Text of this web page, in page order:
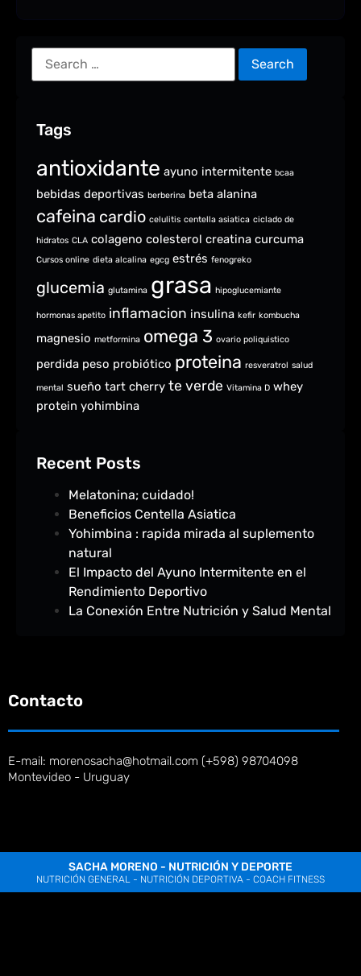
Tags
antioxidante ayuno intermitente bcaa
bebidas deportivas berberina beta alanina
cafeina cardio celulitis centella asiatica ciclado de
hidratos CLA colageno colesterol creatina curcuma
Cursos online dieta alcalina egcg estrés fenogreko
glucemia glutamina grasa hipoglucemiante
hormonas apetito inflamacion insulina kefir kombucha
magnesio metformina omega 3 ovario poliquistico
perdida peso probiótico proteina resveratrol salud
mental sueño tart cherry te verde Vitamina D whey
protein yohimbina
Recent Posts
Melatonina; cuidado!
Beneficios Centella Asiatica
Yohimbina : rapida mirada al suplemento
natural
El Impacto del Ayuno Intermitente en el
Rendimiento Deportivo
La Conexión Entre Nutrición y Salud Mental
Contacto
E-mail: morenosacha@hotmail.com (+598) 98704098
Montevideo - Uruguay
SACHA MORENO - NUTRICIÓN Y DEPORTE
NUTRICIÓN GENERAL - NUTRICIÓN DEPORTIVA - COACH FITNESS